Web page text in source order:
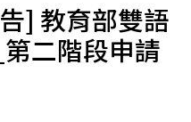
] 教育部雙語
二階段申請